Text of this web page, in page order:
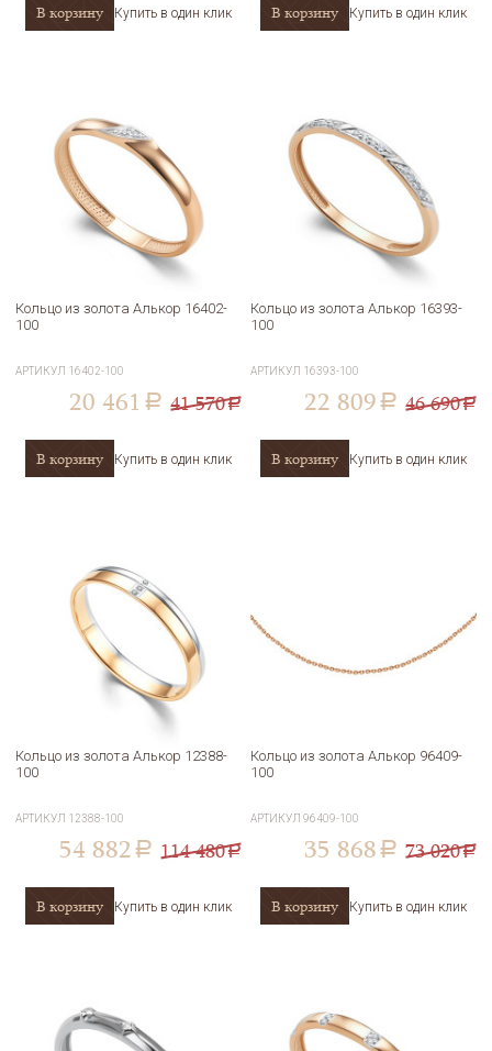
В корзину Купить в один клик В корзину Купить в один клик
Кольцо из золота Алькор 16402-
100
АРТИКУЛ 16402-100
20 461 a 41 570a
В корзину Купить в один клик
Кольцо из золота Алькор 16393-
100
АРТИКУЛ 16393-100
22 809 a 46 690a
В корзину Купить в один клик
Кольцо из золота Алькор 12388-
100
АРТИКУЛ 12388-100
54 882 a 114 480a
В корзину Купить в один клик
Кольцо из золота Алькор 96409-
100
АРТИКУЛ96409-100
35 868 a 73 020a
В корзину Купить в один клик